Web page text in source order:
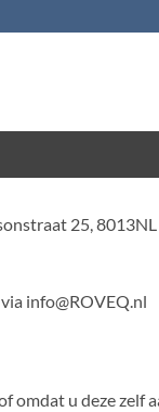
25,
info@ROVEQ.nl
omdat u deze zelf